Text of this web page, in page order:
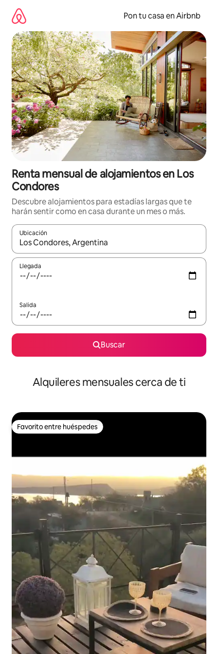
contenido
Pon tu casa en Airbnb
Renta mensual de alojamientos en Los
Condores
Descubre alojamientos para estadías largas que te
harán sentir como en casa durante un mes o más.
Ubicación
Cuando los resultados estén disponibles, navega con las
Llegada
Salida
Buscar
Alquileres mensuales cerca de ti
Favorito entre huéspedes
Favorito entre huéspedes